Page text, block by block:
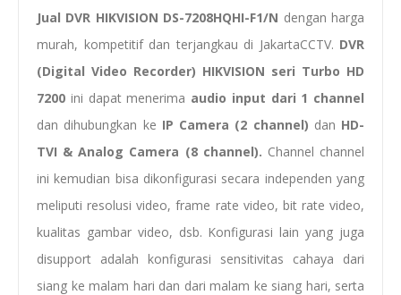
Jual DVR HIKVISION DS-7208HQHI-F1/N dengan harga
murah, kompetitif dan terjangkau di JakartaCCTV. DVR
(Digital Video Recorder) HIKVISION seri Turbo HD
7200 ini dapat menerima audio input dari 1 channel
dan dihubungkan ke IP Camera (2 channel) dan HD-
TVI & Analog Camera (8 channel). Channel channel
ini kemudian bisa dikonfigurasi secara independen yang
meliputi resolusi video, frame rate video, bit rate video,
kualitas gambar video, dsb. Konfigurasi lain yang juga
disupport adalah konfigurasi sensitivitas cahaya dari
siang ke malam hari dan dari malam ke siang hari, serta